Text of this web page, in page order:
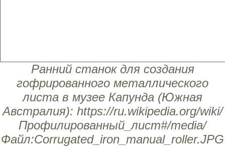
Ранний станок для создания
гофрированного металлического
листа в музее Капунда (Южная
Австралия): https://ru.wikipedia.org/wiki/
Профилированный_лист#/media/
Файл:Corrugated_iron_manual_roller.JPG